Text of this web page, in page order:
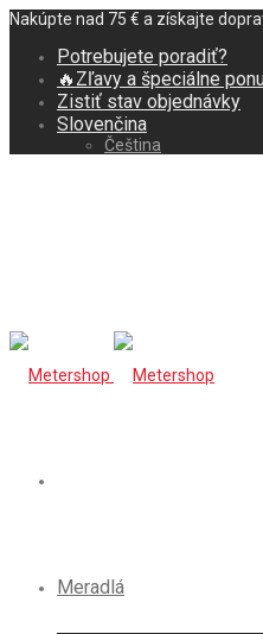
Nakúpte nad 75 € a získajte
Potrebujete poradiť?
🔥Zľavy a špeciálne
Zistiť stav objednávky
Slovenčina
Čeština
Meradlá